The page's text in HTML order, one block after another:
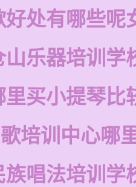
好处有哪些呢
山乐器培训学
里买小提琴比
培训中心哪
族唱法培训学